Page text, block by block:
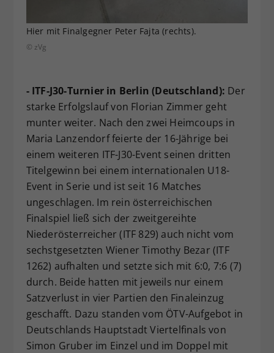
Hier mit Finalgegner Peter Fajta (rechts).
© zVg
- ITF-J30-Turnier in Berlin (Deutschland): Der
starke Erfolgslauf von Florian Zimmer geht
munter weiter. Nach den zwei Heimcoups in
Maria Lanzendorf feierte der 16-Jährige bei
einem weiteren ITF-J30-Event seinen dritten
Titelgewinn bei einem internationalen U18-
Event in Serie und ist seit 16 Matches
ungeschlagen. Im rein österreichischen
Finalspiel ließ sich der zweitgereihte
Niederösterreicher (ITF 829) auch nicht vom
sechstgesetzten Wiener Timothy Bezar (ITF
1262) aufhalten und setzte sich mit 6:0, 7:6 (7)
durch. Beide hatten mit jeweils nur einem
Satzverlust in vier Partien den Finaleinzug
geschafft. Dazu standen vom ÖTV-Aufgebot in
Deutschlands Hauptstadt Viertelfinals von
Simon Gruber im Einzel und im Doppel mit